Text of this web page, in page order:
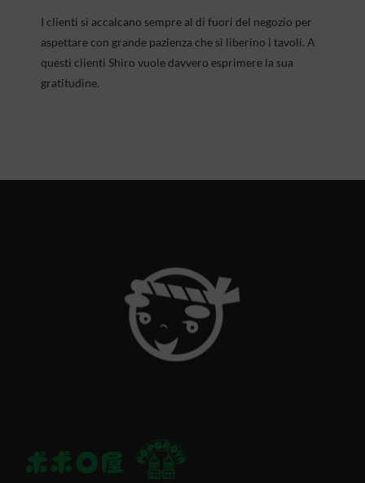
I clienti si accalcano sempre al di fuori del negozio per
aspettare con grande pazienza che si liberino i tavoli. A
questi clienti Shiro vuole davvero esprimere la sua
gratitudine.